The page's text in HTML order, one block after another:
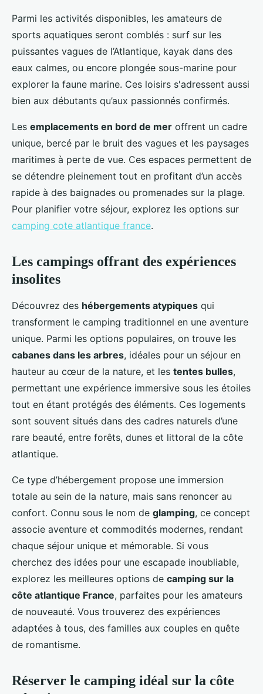
Parmi les activités disponibles, les amateurs de
sports aquatiques seront comblés : surf sur les
puissantes vagues de l’Atlantique, kayak dans des
eaux calmes, ou encore plongée sous-marine pour
explorer la faune marine. Ces loisirs s'adressent aussi
bien aux débutants qu’aux passionnés confirmés.
Les emplacements en bord de mer offrent un cadre
unique, bercé par le bruit des vagues et les paysages
maritimes à perte de vue. Ces espaces permettent de
se détendre pleinement tout en profitant d’un accès
rapide à des baignades ou promenades sur la plage.
Pour planifier votre séjour, explorez les options sur
camping cote atlantique france.
Les campings offrant des expériences
insolites
Découvrez des hébergements atypiques qui
transforment le camping traditionnel en une aventure
unique. Parmi les options populaires, on trouve les
cabanes dans les arbres, idéales pour un séjour en
hauteur au cœur de la nature, et les tentes bulles,
permettant une expérience immersive sous les étoiles
tout en étant protégés des éléments. Ces logements
sont souvent situés dans des cadres naturels d’une
rare beauté, entre forêts, dunes et littoral de la côte
atlantique.
Ce type d’hébergement propose une immersion
totale au sein de la nature, mais sans renoncer au
confort. Connu sous le nom de glamping, ce concept
associe aventure et commodités modernes, rendant
chaque séjour unique et mémorable. Si vous
cherchez des idées pour une escapade inoubliable,
explorez les meilleures options de camping sur la
côte atlantique France, parfaites pour les amateurs
de nouveauté. Vous trouverez des expériences
adaptées à tous, des familles aux couples en quête
de romantisme.
Réserver le camping idéal sur la côte